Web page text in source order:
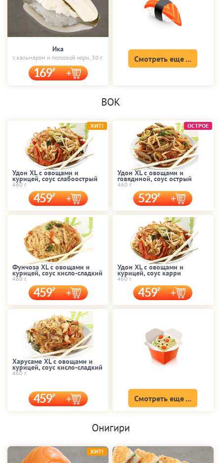
Ика
с кальмаром и полоской нори, 30 г.
169
Смотреть еще ...
ВОК
Удон XL с овощами и
курицей, соус слабоострый
460 г.
459
ХИТ!
Удон XL с овощами и
говядиной, соус острый
460 г.
529
ОСТРОЕ
Фунчоза XL с овощами и
курицей, соус кисло-сладкий
460 г.
459
Удон XL с овощами и
курицей, соус карри
460 г.
459
Харусаме XL с овощами и
курицей, соус кисло-сладкий
460 г.
459 Смотреть еще ...
Онигири
ХИТ!